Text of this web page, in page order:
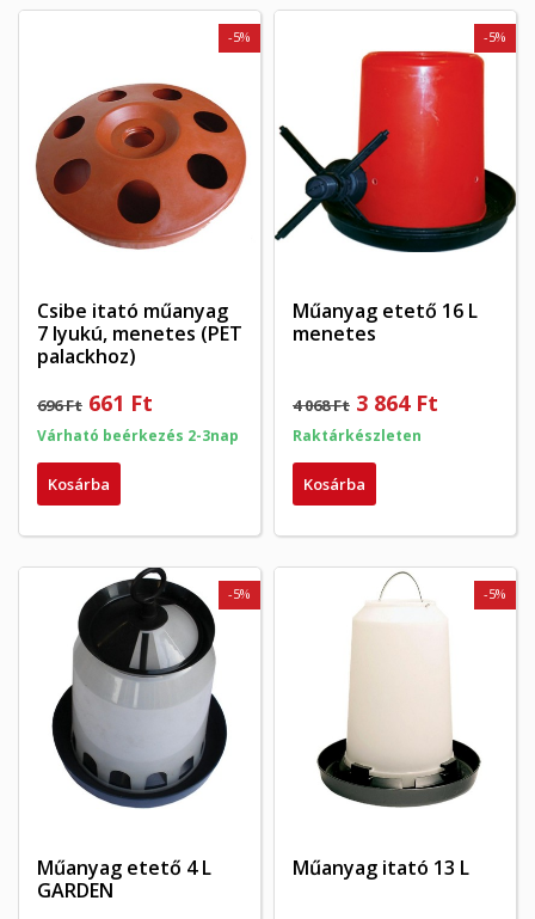
Csibe itató műanyag
7 lyukú, menetes (PET
palackhoz)
696 Ft
-5%
661 Ft
Várható beérkezés 2-3nap
Kosárba
Műanyag etető 16 L
menetes
4 068 Ft
-5%
3 864 Ft
Raktárkészleten
Kosárba
Műanyag etető 4 L
GARDEN
-5%
Műanyag itató 13 L
-5%
My wishlists
((modalTitle))
((confirmMessage))
((cancelText)) ((modalDeleteText))
Kívánságlista létrehozása
Kívánságlista neve
Mégsem Kívánságlista létrehozása
Bejelentkezés
Be kell jelentkezned a termékek kívánságlistába történő
mentéséhez.
Mégsem Bejelentkezés